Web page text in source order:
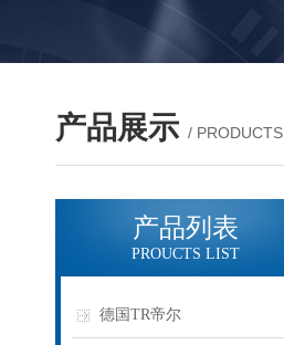
产品展示 / PRODUCTS
产品列表
PROUCTS LIST
德国TR帝尔